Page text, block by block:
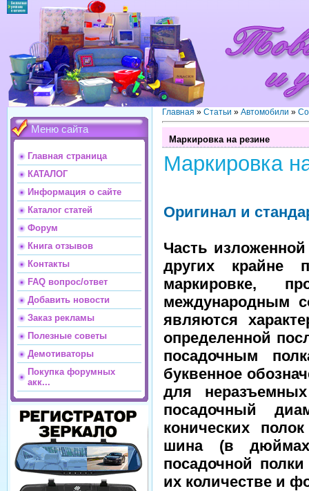
Меню сайта
Главная страница
КАТАЛОГ
Информация о сайте
Каталог статей
Форум
Книга отзывов
Контакты
FAQ вопрос/ответ
Добавить новости
Заказ рекламы
Полезные советы
Демотиваторы
Покупка форумных
акк...
Главная » Статьи » Автомобили »
Маркировка на резине
Маркировка
Оригинал и
Часть
других крайне
маркировке,
международным
являются
определенной
посадочным
буквенное
для
посадочный
конических
шина (в
посадочной
их количестве и